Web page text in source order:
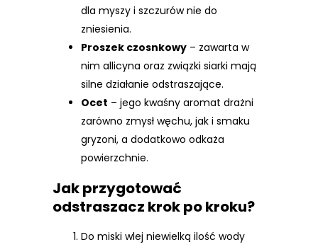
dla myszy i szczurów nie do
zniesienia.
Proszek czosnkowy – zawarta w
nim allicyna oraz związki siarki mają
silne działanie odstraszające.
Ocet – jego kwaśny aromat drażni
zarówno zmysł węchu, jak i smaku
gryzoni, a dodatkowo odkaża
powierzchnie.
Jak przygotować
odstraszacz krok po kroku?
Do miski wlej niewielką ilość wody